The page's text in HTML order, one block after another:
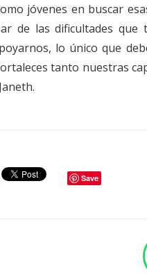
jóvenes en buscar
de las dificultades
lo único que
tanto nuestras
Save